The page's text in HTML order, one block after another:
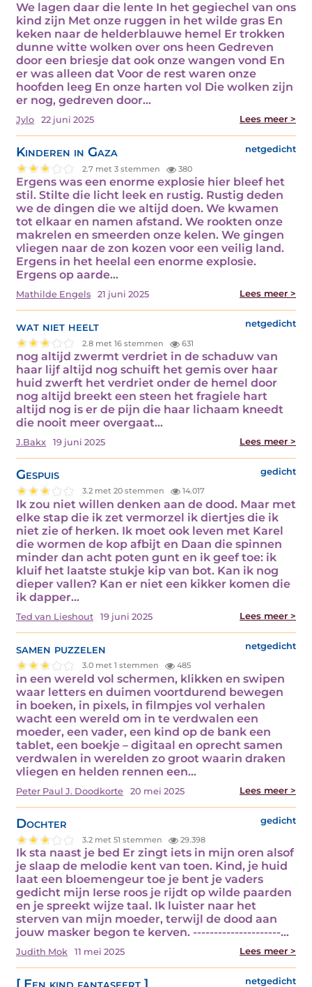
We lagen daar die lente In het gegiechel van ons
kind zijn Met onze ruggen in het wilde gras En
keken naar de helderblauwe hemel Er trokken
dunne witte wolken over ons heen Gedreven
door een briesje dat ook onze wangen vond En
er was alleen dat Voor de rest waren onze
hoofden leeg En onze harten vol Die wolken zijn
er nog, gedreven door…
Jylo 22 juni 2025 Lees meer >
Kinderen in Gaza netgedicht
2.7 met 3 stemmen 380
Ergens was een enorme explosie hier bleef het
stil. Stilte die licht leek en rustig. Rustig deden
we de dingen die we altijd doen. We kwamen
tot elkaar en namen afstand. We rookten onze
makrelen en smeerden onze kelen. We gingen
vliegen naar de zon kozen voor een veilig land.
Ergens in het heelal een enorme explosie.
Ergens op aarde…
Mathilde Engels 21 juni 2025 Lees meer >
wat niet heelt netgedicht
2.8 met 16 stemmen 631
nog altijd zwermt verdriet in de schaduw van
haar lijf altijd nog schuift het gemis over haar
huid zwerft het verdriet onder de hemel door
nog altijd breekt een steen het fragiele hart
altijd nog is er de pijn die haar lichaam kneedt
die nooit meer overgaat…
J.Bakx 19 juni 2025 Lees meer >
Gespuis gedicht
3.2 met 20 stemmen 14.017
Ik zou niet willen denken aan de dood. Maar met
elke stap die ik zet vermorzel ik diertjes die ik
niet zie of herken. Ik moet ook leven met Karel
die wormen de kop afbijt en Daan die spinnen
minder dan acht poten gunt en ik geef toe: ik
kluif het laatste stukje kip van bot. Kan ik nog
dieper vallen? Kan er niet een kikker komen die
ik dapper…
Ted van Lieshout 19 juni 2025 Lees meer >
samen puzzelen netgedicht
3.0 met 1 stemmen 485
in een wereld vol schermen, klikken en swipen
waar letters en duimen voortdurend bewegen
in boeken, in pixels, in filmpjes vol verhalen
wacht een wereld om in te verdwalen een
moeder, een vader, een kind op de bank een
tablet, een boekje – digitaal en oprecht samen
verdwalen in werelden zo groot waarin draken
vliegen en helden rennen een…
Peter Paul J. Doodkorte 20 mei 2025 Lees meer >
Dochter gedicht
3.2 met 51 stemmen 29.398
Ik sta naast je bed Er zingt iets in mijn oren alsof
je slaap de melodie kent van toen. Kind, je huid
laat een bloemengeur toe je bent je vaders
gedicht mijn Ierse roos je rijdt op wilde paarden
en je spreekt wijze taal. Ik luister naar het
sterven van mijn moeder, terwijl de dood aan
jouw masker begon te kerven. ---------------------…
Judith Mok 11 mei 2025 Lees meer >
netgedicht